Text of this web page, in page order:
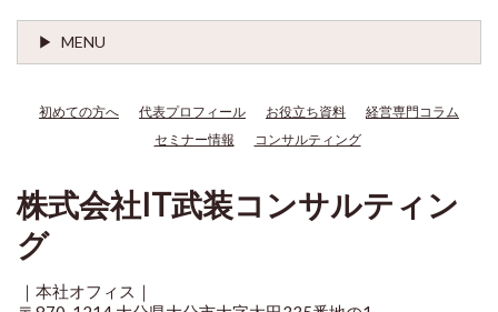
MENU
初めての方へ 代表プロフィール お役立ち資料
経営専門コラム
セミナー情報
コンサルティング
株式会社IT武装コンサルティン
グ
｜本社オフィス｜